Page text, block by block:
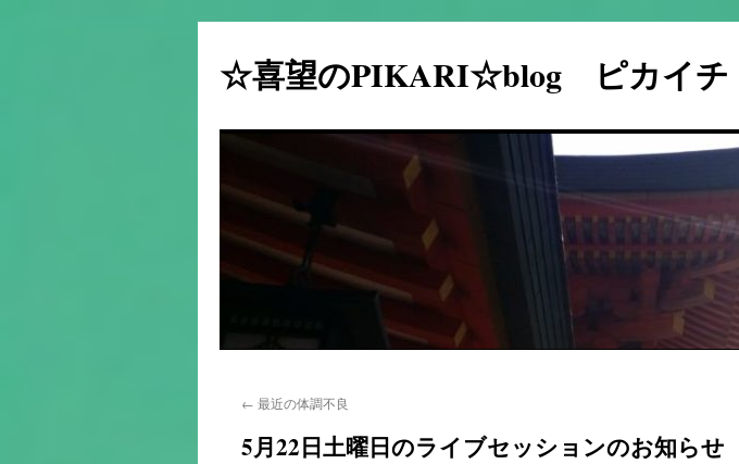
☆喜望のPIKARI☆blog ピカイチ
テ
← 最近の体調不良
5月22日土曜日のライブセッションのお知らせ